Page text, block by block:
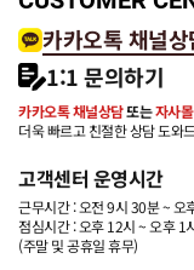
카카오톡 채널
1:1 문의하기
카카오톡 채널상담또는자사
더욱 빠르고 친절한 상담 도와
고객센터 운영시간
근무시간 : 오전 9시 30분 ~ 오
점심시간 : 오후 12시 ~ 오후 1
(주말 및 공휴일 휴무)